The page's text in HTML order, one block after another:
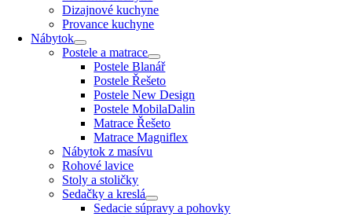
Dizajnové kuchyne
Provance kuchyne
Nábytok
Postele a matrace
Postele Blanář
Postele Řešeto
Postele New Design
Postele MobilaDalin
Matrace Řešeto
Matrace Magniflex
Nábytok z masívu
Rohové lavice
Stoly a stoličky
Sedačky a kreslá
Sedacie súpravy a pohovky